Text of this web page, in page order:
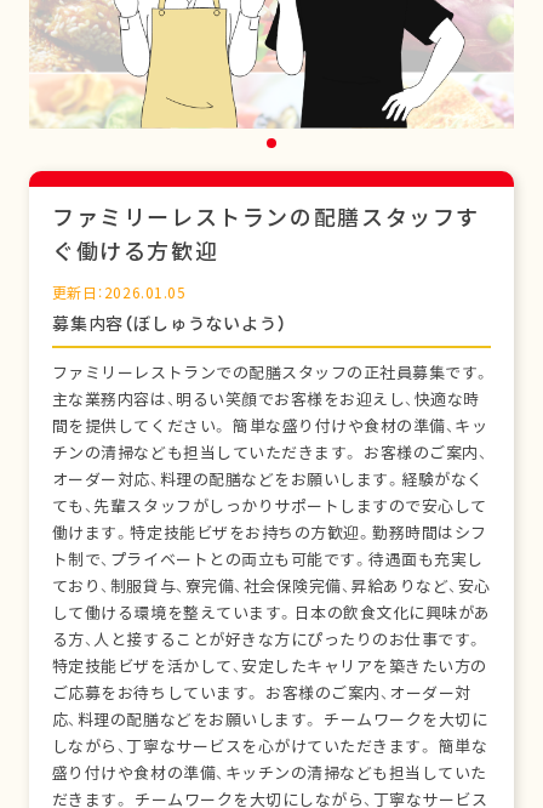
ファミリーレストランの配膳スタッフす
ぐ働ける方歓迎
更新日：2026.01.05
募集内容（ぼしゅうないよう）
ファミリーレストランでの配膳スタッフの正社員募集です。
主な業務内容は、明るい笑顔でお客様をお迎えし、快適な時
間を提供してください。 簡単な盛り付けや食材の準備、キッ
チンの清掃なども担当していただきます。 お客様のご案内、
オーダー対応、料理の配膳などをお願いします。経験がなく
ても、先輩スタッフがしっかりサポートしますので安心して
働けます。特定技能ビザをお持ちの方歓迎。勤務時間はシフ
ト制で、プライベートとの両立も可能です。待遇面も充実し
ており、制服貸与、寮完備、社会保険完備、昇給ありなど、安心
して働ける環境を整えています。日本の飲食文化に興味があ
る方、人と接することが好きな方にぴったりのお仕事です。
特定技能ビザを活かして、安定したキャリアを築きたい方の
ご応募をお待ちしています。 お客様のご案内、オーダー対
応、料理の配膳などをお願いします。 チームワークを大切に
しながら、丁寧なサービスを心がけていただきます。 簡単な
盛り付けや食材の準備、キッチンの清掃なども担当していた
だきます。 チームワークを大切にしながら、丁寧なサービス